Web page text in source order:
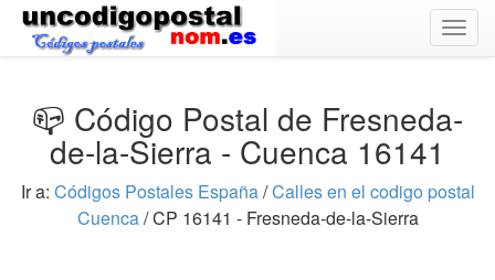
📪 Código Postal de Fresneda-
de-la-Sierra - Cuenca 16141
Ir a: Códigos Postales España/Calles en el codigo postal
Cuenca/ CP 16141 - Fresneda-de-la-Sierra